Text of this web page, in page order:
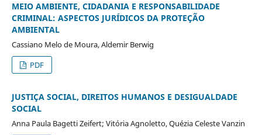
MEIO AMBIENTE, CIDADANIA E RESPONSABILIDADE
CRIMINAL: ASPECTOS JURÍDICOS DA PROTEÇÃO
AMBIENTAL
Cassiano Melo de Moura, Aldemir Berwig
PDF
JUSTIÇA SOCIAL, DIREITOS HUMANOS E DESIGUALDADE
SOCIAL
Anna Paula Bagetti Zeifert; Vitória Agnoletto, Quézia Celeste Vanzin